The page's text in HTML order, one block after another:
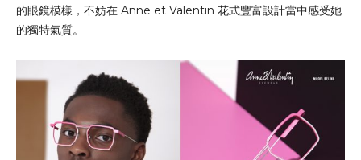
的眼鏡模樣，不妨在 Anne et Valentin 花式豐富設計當中感受她
的獨特氣質。